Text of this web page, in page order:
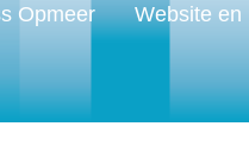
Opmeer Website